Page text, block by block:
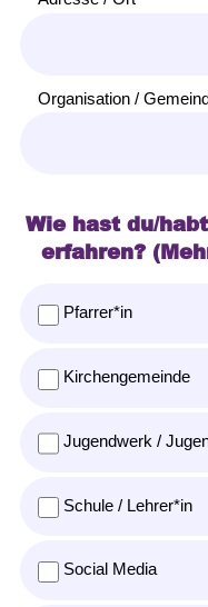
Organisation /
Wie hast du/
erfahren?
Pfarrer*in
Kirchengemeinde
Jugendwerk /
Schule / Lehrer*in
Social Media